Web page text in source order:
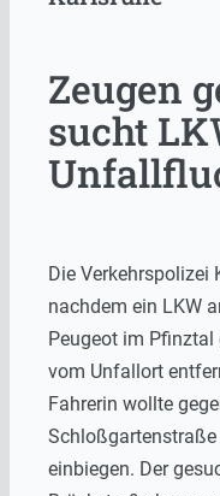
Zeugen
sucht
Die Verkehrspolizei
nachdem ein LKW
Peugeot im
vom Unfallort
Fahrerin wollte
einbiegen. Der